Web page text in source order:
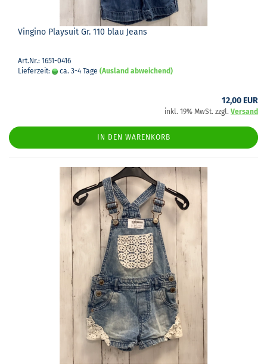
Vin­g­i­no Play­suit Gr. 110 blau Jeans
Art.Nr.: 1651-0416
Lieferzeit:
ca. 3-4 Tage (Ausland abweichend)
12,00 EUR
inkl. 19% MwSt. zzgl. Versand
IN DEN WARENKORB